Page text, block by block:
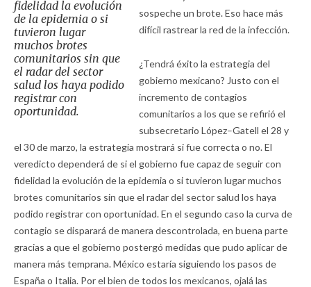
fidelidad la evolución
de la epidemia o si
tuvieron lugar
muchos brotes
comunitarios sin que
el radar del sector
salud los haya podido
registrar con
oportunidad.
sospeche un brote. Eso hace más
difícil rastrear la red de la infección.
¿Tendrá éxito la estrategia del
gobierno mexicano? Justo con el
incremento de contagios
comunitarios a los que se refirió el
subsecretario López–Gatell el 28 y
el 30 de marzo, la estrategia mostrará si fue correcta o no. El
veredicto dependerá de si el gobierno fue capaz de seguir con
fidelidad la evolución de la epidemia o si tuvieron lugar muchos
brotes comunitarios sin que el radar del sector salud los haya
podido registrar con oportunidad. En el segundo caso la curva de
contagio se disparará de manera descontrolada, en buena parte
gracias a que el gobierno postergó medidas que pudo aplicar de
manera más temprana. México estaría siguiendo los pasos de
España o Italia. Por el bien de todos los mexicanos, ojalá las